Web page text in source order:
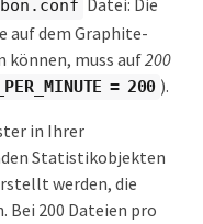
Datei: Die
auf dem Graphite-
können, muss auf200
= 200 ).
in Ihrer
Statistikobjekten
werden, die
Bei 200 Dateien pro